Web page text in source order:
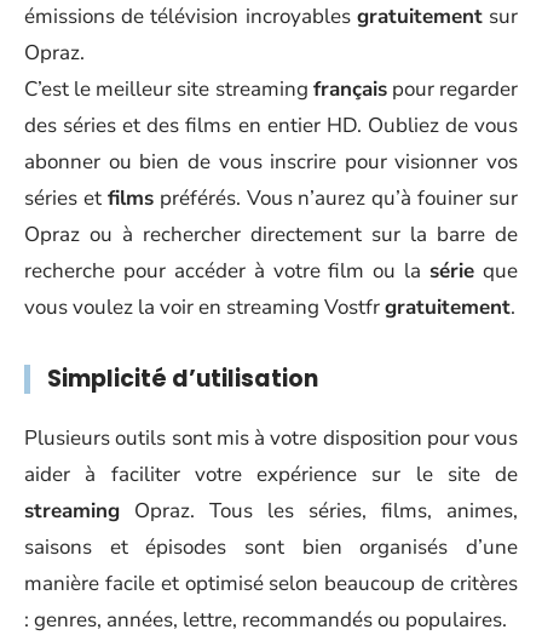
émissions de télévision incroyables gratuitementsur
Opraz.
C’est le meilleur site streaming françaispour regarder
des séries et des films en entier HD. Oubliez de vous
abonner ou bien de vous inscrire pour visionner vos
séries et filmspréférés. Vous n’aurez qu’à fouiner sur
Opraz ou à rechercher directement sur la barre de
recherche pour accéder à votre film ou la série que
vous voulez la voir en streaming Vostfrgratuitement.
Simplicité d’utilisation
Plusieurs outils sont mis à votre disposition pour vous
aider à faciliter votre expérience sur le site de
streaming Opraz. Tous les séries, films, animes,
saisons et épisodes sont bien organisés d’une
manière facile et optimisé selon beaucoup de critères
: genres, années, lettre, recommandés ou populaires.